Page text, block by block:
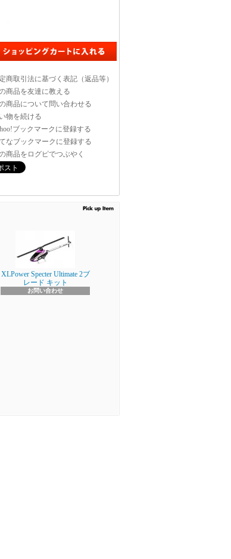
商取引法に基づく表記（返品等）
商品を友達に教える
商品について問い合わせる
物を続ける
ブックマークに登録する
なブックマークに登録する
商品をログピでつぶやく
XLPower Specter Ultimate 2ブ
レード キット
お問い合わせ